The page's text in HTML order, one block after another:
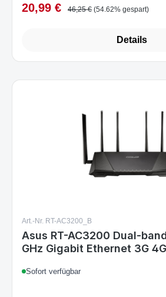
Verkaufspreis:
20,99 € Regulärer Preis:
46,25 € (54.62% gespart)
Details
Art.-Nr. RT-AC3200_B
Asus RT-AC3200 Dual-
GHz Gigabit Ethernet 3G 4G
Sofort verfügbar